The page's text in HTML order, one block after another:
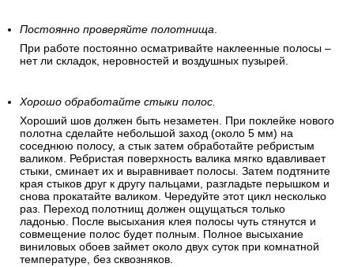
Постоянно проверяйте полотнища.
При работе постоянно осматривайте наклеенные полосы –
нет ли складок, неровностей и воздушных пузырей.
Хорошо обработайте стыки полос.
Хороший шов должен быть незаметен. При поклейке нового
полотна сделайте небольшой заход (около 5 мм) на
соседнюю полосу, а стык затем обработайте ребристым
валиком. Ребристая поверхность валика мягко вдавливает
стыки, сминает их и выравнивает полосы. Затем подтяните
края стыков друг к другу пальцами, разгладьте перышком и
снова прокатайте валиком. Чередуйте этот цикл несколько
раз. Переход полотнищ должен ощущаться только
ладонью. После высыхания клея полосы чуть стянутся и
совмещение полос будет полным. Полное высыхание
виниловых обоев займет около двух суток при комнатной
температуре, без сквозняков.